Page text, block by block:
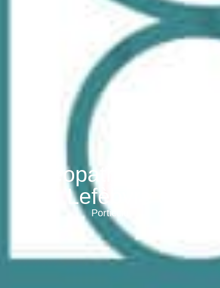
Ostéopathe Marion
Lefèbvre
Porticcio